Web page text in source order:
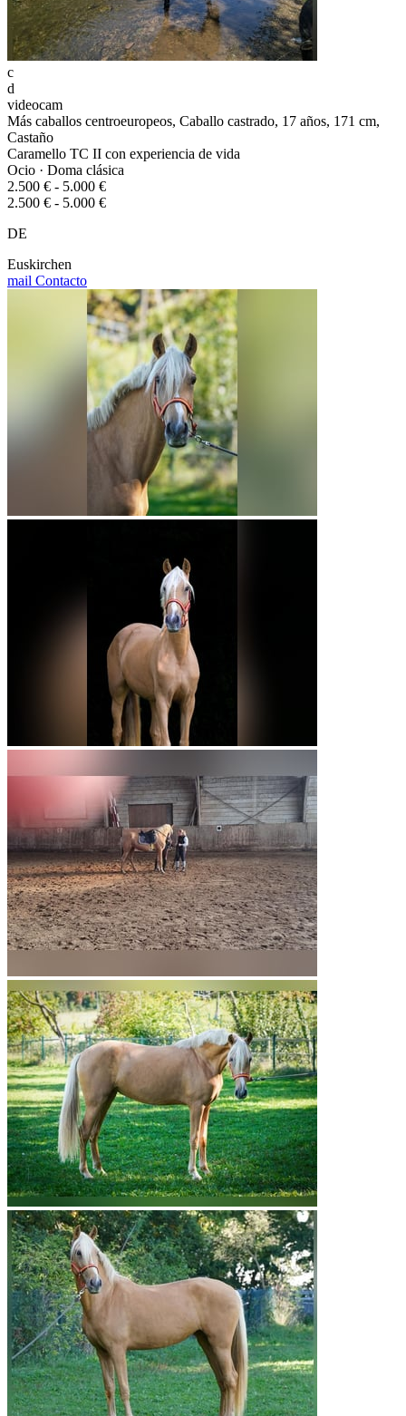
c
d
videocam
Más caballos centroeuropeos, Caballo castrado, 17 años, 171 cm,
Castaño
Caramello TC II con experiencia de vida
Ocio · Doma clásica
2.500 € - 5.000 €
2.500 € - 5.000 €
DE
Euskirchen
mail Contacto